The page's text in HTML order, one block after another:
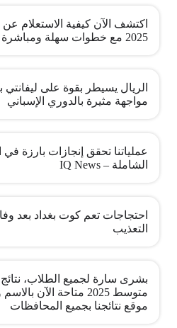
اكتشف الآن كيفية الاستعلام
2025 مع خطوات سهلة ومباشرة
الريال يسيطر بقوة على
مواجهة مثيرة بالدوري الإسباني
عملياتنا تحقق إنجازات بارزة في
الشاملة – IQ News
احتجاجات تعم كوت بغداد
التعذيب
بشرى سارة لجميع الطلاب، نتائج
متوسط 2025 متاحة الآن
موقع نتائجنا بجميع المحافظات